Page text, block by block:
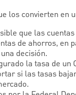
los convierten
que las
de ahorros, en
decisión.
la tasa de
si las tasas